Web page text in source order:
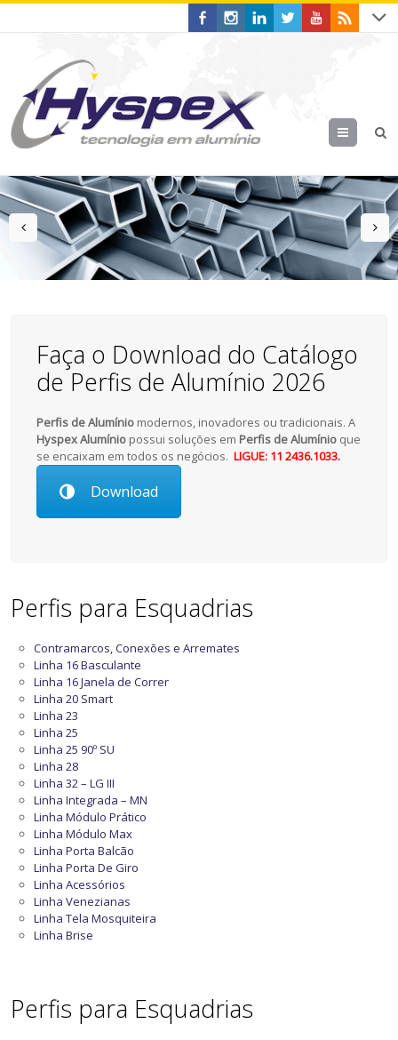
Menu
prev
Faça o Download do Catálogo
de Perfis de Alumínio 2026
Perfis de Alumínio modernos, inovadores ou tradicionais. A
Hyspex Alumínio possui soluções em Perfis de Alumínio que
se encaixam em todos os negócios.LIGUE: 11 2436.1033.
Download
Perfis para Esquadrias
Contramarcos, Conexões e Arremates
Linha 16 Basculante
Linha 16 Janela de Correr
Linha 20 Smart
Linha 23
Linha 25
Linha 25 90º SU
Linha 28
Linha 32 – LG III
Linha Integrada – MN
Linha Módulo Prático
Linha Módulo Max
Linha Porta Balcão
Linha Porta De Giro
Linha Acessórios
Linha Venezianas
Linha Tela Mosquiteira
Linha Brise
Perfis para Esquadrias